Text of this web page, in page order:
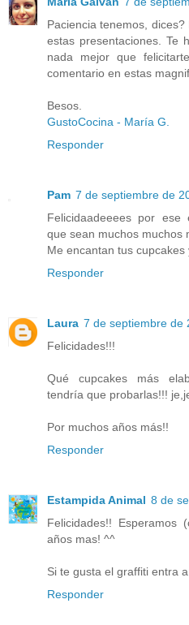
Paciencia tenemos,
estas presentaciones. Te
nada mejor que
comentario en estas
Besos.
GustoCocina - María G.
Responder
Pam 7 de septiembre de
Felicidaadeeees por ese
que sean muchos muchos
Me encantan tus
Responder
Laura 7 de septiembre de
Felicidades!!!
Qué cupcakes más
tendría que probarlas!!!
Por muchos años más!!
Responder
Estampida Animal 8 de
Felicidades!!
años mas! ^^
Si te gusta el graffiti entra
Responder